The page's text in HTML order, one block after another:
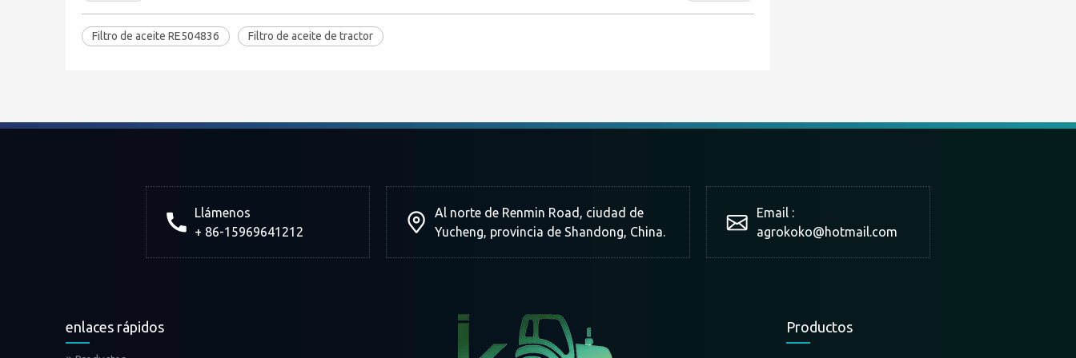
Filtro de aceite RE504836 Filtro de aceite de tractor
Llámenos
+ 86-15969641212
Al norte de Renmin Road, ciudad de
Yucheng, provincia de Shandong, China.
Email :
agrokoko@hotmail.com
enlaces rápidos Productos